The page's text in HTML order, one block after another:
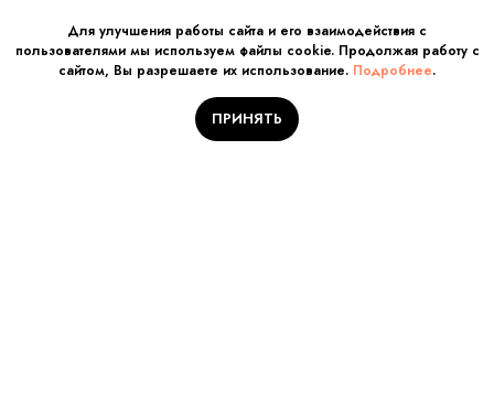
Для улучшения работы сайта и его взаимодействия с
пользователями мы используем файлы cookie. Продолжая работу с
сайтом, Вы разрешаете их использование. Подробнее.
ПРИНЯТЬ